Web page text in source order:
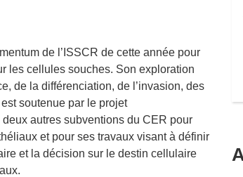
de l’ISSCR de cette année pour
les cellules souches. Son exploration
de la différenciation, de l’invasion, des
soutenue par le projet
autres subventions du CER pour
et pour ses travaux visant à définir
et la décision sur le destin cellulaire